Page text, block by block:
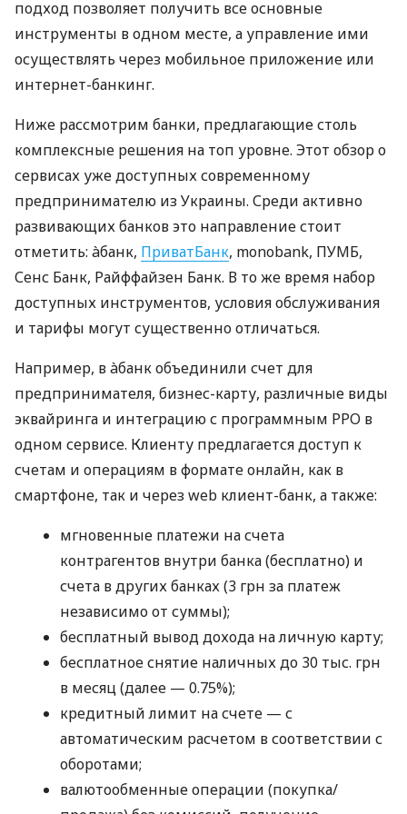
подход позволяет получить все основные
инструменты в одном месте, а управление ими
осуществлять через мобильное приложение или
интернет-банкинг.
Ниже рассмотрим банки, предлагающие столь
комплексные решения на топ уровне. Этот обзор о
сервисах уже доступных современному
предпринимателю из Украины. Среди активно
развивающих банков это направление стоит
отметить: àбанк, ПриватБанк, monobank, ПУМБ,
Сенс Банк, Райффайзен Банк. В то же время набор
доступных инструментов, условия обслуживания
и тарифы могут существенно отличаться.
Например, в àбанк объединили счет для
предпринимателя, бизнес-карту, различные виды
эквайринга и интеграцию с программным РРО в
одном сервисе. Клиенту предлагается доступ к
счетам и операциям в формате онлайн, как в
смартфоне, так и через web клиент-банк, а также:
мгновенные платежи на счета
контрагентов внутри банка (бесплатно) и
счета в других банках (3 грн за платеж
независимо от суммы);
бесплатный вывод дохода на личную карту;
бесплатное снятие наличных до 30 тыс. грн
в месяц (далее — 0.75%);
кредитный лимит на счете — с
автоматическим расчетом в соответствии с
оборотами;
валютообменные операции (покупка/